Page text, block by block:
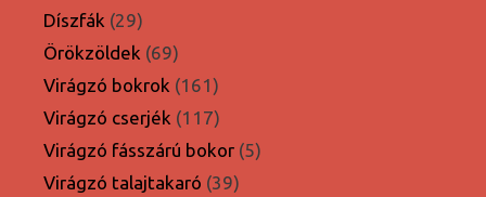
termék
Díszfák 2929
termék
Örökzöldek 6969
termék
Virágzó bokrok 161161
termék
Virágzó cserjék 117117
termék
Virágzó fásszárú bokor 55
Virágzó talajtakaró 3939